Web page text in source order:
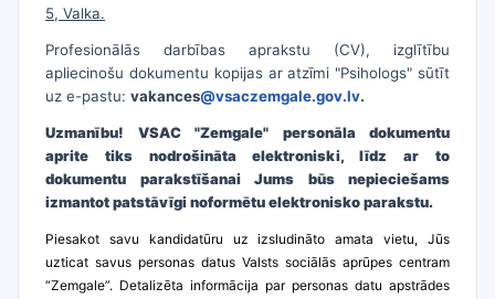
5, Valka.
Profesionālās darbības aprakstu (CV), izglītību
apliecinošu dokumentu kopijas ar atzīmi "Psihologs" sūtīt
uz e-pastu: vakances@vsaczemgale.gov.lv.
Uzmanību! VSAC "Zemgale" personāla dokumentu
aprite tiks nodrošināta elektroniski, līdz ar to
dokumentu parakstīšanai Jums būs nepieciešams
izmantot patstāvīgi noformētu elektronisko parakstu.
Piesakot savu kandidatūru uz izsludināto amata vietu, Jūs
uzticat savus personas datus Valsts sociālās aprūpes centram
“Zemgale”. Detalizēta informācija par personas datu apstrādes